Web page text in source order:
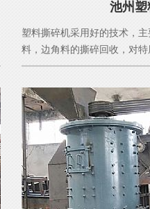
池州
塑料撕碎机采用好的技术，
料，边角料的撕碎回收，对